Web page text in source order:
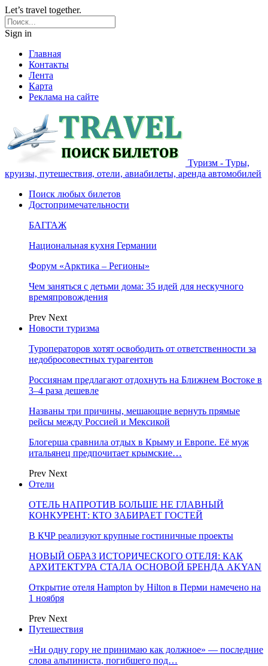
Let’s travel together.
Sign in
Главная
Контакты
Лента
Карта
Реклама на сайте
Туризм - Туры,
круизы, путешествия, отели, авиабилеты, аренда автомобилей
Поиск любых билетов
Достопримечательности
БАГГАЖ
Национальная кухня Германии
Форум «Арктика – Регионы»
Чем заняться с детьми дома: 35 идей для нескучного
времяпровождения
Prev Next
Новости туризма
Туроператоров хотят освободить от ответственности за
недобросовестных турагентов
Россиянам предлагают отдохнуть на Ближнем Востоке в
3–4 раза дешевле
Названы три причины, мешающие вернуть прямые
рейсы между Россией и Мексикой
Блогерша сравнила отдых в Крыму и Европе. Её муж
итальянец предпочитает крымские…
Prev Next
Отели
ОТЕЛЬ НАПРОТИВ БОЛЬШЕ НЕ ГЛАВНЫЙ
КОНКУРЕНТ: КТО ЗАБИРАЕТ ГОСТЕЙ
В КЧР реализуют крупные гостиничные проекты
НОВЫЙ ОБРАЗ ИСТОРИЧЕСКОГО ОТЕЛЯ: КАК
АРХИТЕКТУРА СТАЛА ОСНОВОЙ БРЕНДА AKYAN
Открытие отеля Hampton by Hilton в Перми намечено на
1 ноября
Prev Next
Путешествия
«Ни одну гору не принимаю как должное» — последние
слова альпиниста, погибшего под…